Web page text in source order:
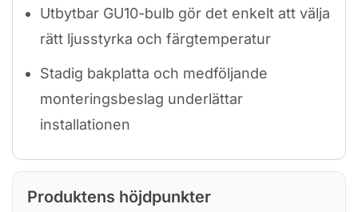
Utbytbar GU10-bulb gör det enkelt att välja
rätt ljusstyrka och färgtemperatur
Stadig bakplatta och medföljande
monteringsbeslag underlättar
installationen
Produktens höjdpunkter